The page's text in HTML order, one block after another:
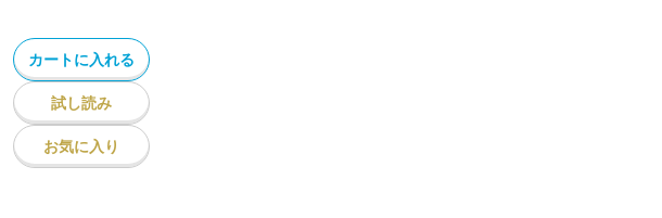
カートに入れる
試し読み
お気に入り